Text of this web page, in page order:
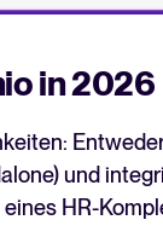
in 2026
und
HR-